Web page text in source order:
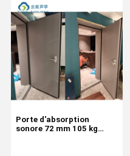
Porte d'absorption
sonore 72 mm 105 kg